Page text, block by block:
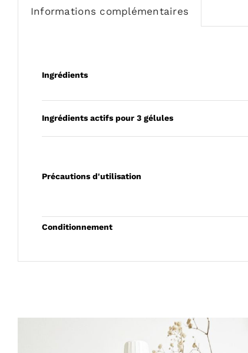
Informations complémentaires
Ingrédients
Ingrédients actifs pour 3 gélules
Précautions d'utilisation
Conditionnement